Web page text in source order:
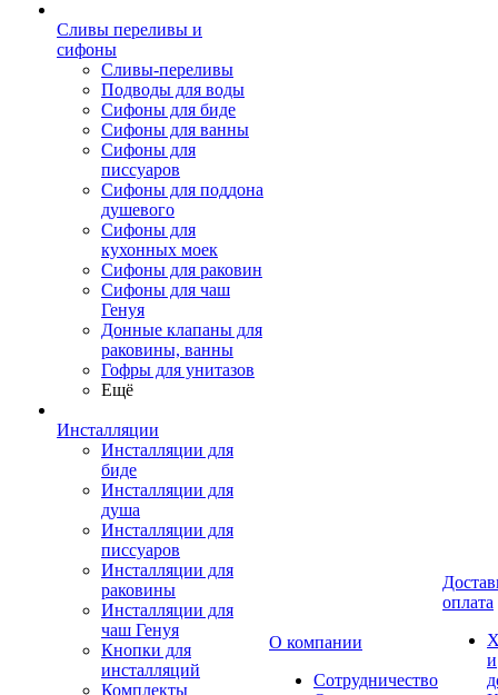
Сливы переливы и
сифоны
Сливы-переливы
Подводы для воды
Сифоны для биде
Сифоны для ванны
Сифоны для
писсуаров
Сифоны для поддона
душевого
Сифоны для
кухонных моек
Сифоны для раковин
Сифоны для чаш
Генуя
Донные клапаны для
раковины, ванны
Гофры для унитазов
Ещё
Инсталляции
Инсталляции для
биде
Инсталляции для
душа
Инсталляции для
писсуаров
Инсталляции для
раковины
Инсталляции для
чаш Генуя
Кнопки для
инсталляций
Комплекты
О компании
Сотрудничество
оплата
и